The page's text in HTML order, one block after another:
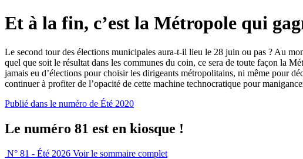
Et à la fin, c’est la Métropole qui
Le second tour des élections municipales aura-t-il lieu le 28 juin ou pas ? Au
quel que soit le résultat dans les communes du coin, ce sera de toute façon la
jamais eu d’élections pour choisir les dirigeants métropolitains, ni même pour
continuer à profiter de l’opacité de cette machine technocratique pour
Publié dans le numéro de Été 2020
Le numéro 81 est en kiosque !
N° 81 - Été 2026 Voir le sommaire complet